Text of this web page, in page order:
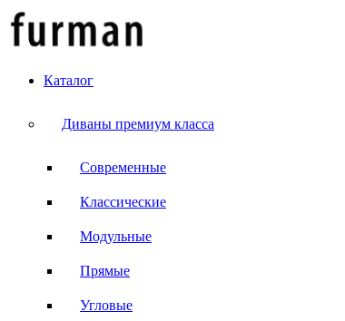
Каталог
Диваны премиум класса
Современные
Классические
Модульные
Прямые
Угловые